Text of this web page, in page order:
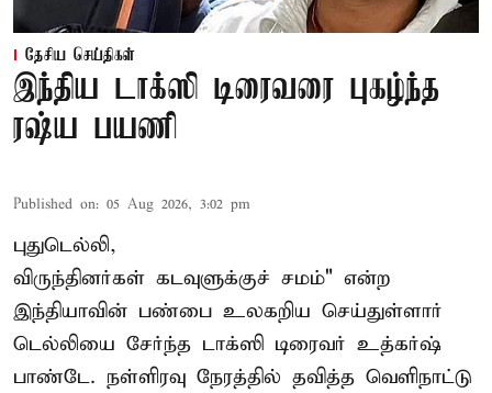
தேசிய செய்திகள்
இந்திய டாக்ஸி டிரைவரை புகழ்ந்த
ரஷ்ய பயணி
Published on: 05 Aug 2026, 3:02 pm
புதுடெல்லி,
விருந்தினர்கள் கடவுளுக்குச் சமம்" என்ற
இந்தியாவின் பண்பை உலகறிய செய்துள்ளார்
டெல்லியை சேர்ந்த டாக்ஸி டிரைவர் உத்கர்ஷ்
பாண்டே. நள்ளிரவு நேரத்தில் தவித்த வெளிநாட்டு